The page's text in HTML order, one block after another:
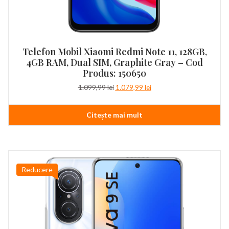
Telefon Mobil Xiaomi Redmi Note 11, 128GB,
4GB RAM, Dual SIM, Graphite Gray – Cod
Produs: 150650
1.099,99lei Prețul
a
fost:
1.099,99 lei.
1.079,99 leiPrețul
este:
Citește mai mult
Reducere